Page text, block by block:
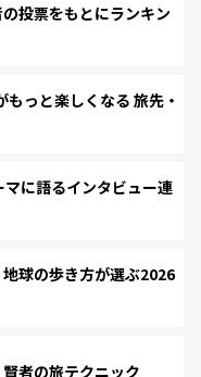
投票をもとにランキン
っと楽しくなる 旅先・
に語るインタビュー連
球の歩き方が選ぶ2026
者の旅テクニック